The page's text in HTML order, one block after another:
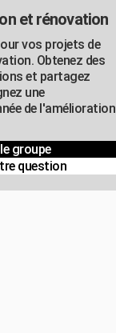
et rénovation
vos projets de
Obtenez des
et partagez
une
de l'amélioration
groupe
question